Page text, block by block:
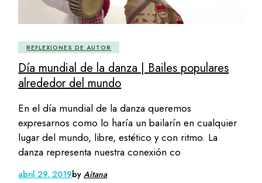
REFLEXIONES DE AUTOR
Día mundial de la danza | Bailes populares
alrededor del mundo
En el día mundial de la danza queremos
expresarnos como lo haría un bailarín en cualquier
lugar del mundo, libre, estético y con ritmo. La
danza representa nuestra conexión co
abril 29, 2019byAitana